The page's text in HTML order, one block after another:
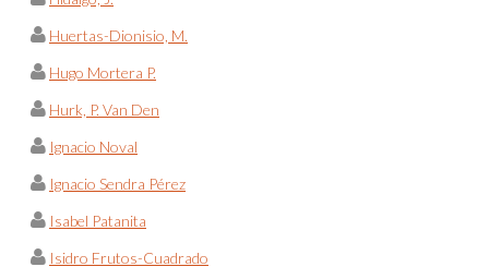
Huertas-Dionisio, M.
Hugo Mortera P.
Hurk, P. Van Den
Ignacio Noval
Ignacio Sendra Pérez
Isabel Patanita
Isidro Frutos-Cuadrado